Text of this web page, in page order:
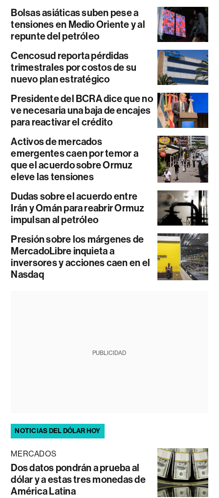
Bolsas asiáticas suben pese a
tensiones en Medio Oriente y al
repunte del petróleo
Cencosud reporta pérdidas
trimestrales por costos de su
nuevo plan estratégico
Presidente del BCRA dice que no
ve necesaria una baja de encajes
para reactivar el crédito
Activos de mercados
emergentes caen por temor a
que el acuerdo sobre Ormuz
eleve las tensiones
Dudas sobre el acuerdo entre
Irán y Omán para reabrir Ormuz
impulsan al petróleo
Presión sobre los márgenes de
MercadoLibre inquieta a
inversores y acciones caen en el
Nasdaq
PUBLICIDAD
NOTICIAS DEL DÓLAR HOY
MERCADOS
Dos datos pondrán a prueba al
dólar y a estas tres monedas de
América Latina